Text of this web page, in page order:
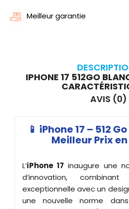
Meilleur garantie
IPHONE 17 512GO
AVIS (0)
📱 iPhone 17 – 512
Meilleur Prix
L’iPhone 17 inaugure une
d’innovation,
exceptionnelle avec un
une nouvelle norme